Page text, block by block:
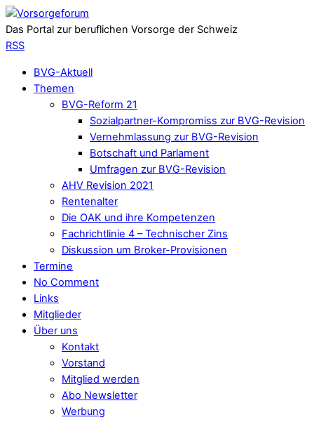
Das Portal zur beruflichen Vorsorge der Schweiz
RSS
BVG-Aktuell
Themen
BVG-Reform 21
Sozialpartner-Kompromiss zur BVG-Revision
Vernehmlassung zur BVG-Revision
Botschaft und Parlament
Umfragen zur BVG-Revision
AHV Revision 2021
Rentenalter
Die OAK und ihre Kompetenzen
Fachrichtlinie 4 – Technischer Zins
Diskussion um Broker-Provisionen
Termine
No Comment
Links
Mitglieder
Über uns
Kontakt
Vorstand
Mitglied werden
Abo Newsletter
Werbung